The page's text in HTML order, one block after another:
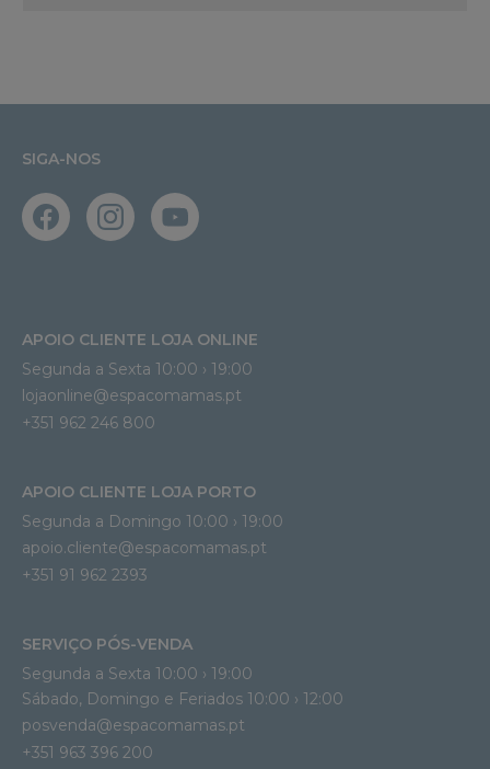
SIGA-NOS
APOIO CLIENTE LOJA ONLINE
Segunda a Sexta 10:00 › 19:00
lojaonline@espacomamas.pt
+351 962 246 800
APOIO CLIENTE LOJA PORTO
Segunda a Domingo 10:00 › 19:00
apoio.cliente@espacomamas.pt
+351 91 962 2393
SERVIÇO PÓS-VENDA
Segunda a Sexta 10:00 › 19:00
Sábado, Domingo e Feriados 10:00 › 12:00
posvenda@espacomamas.pt
+351 963 396 200